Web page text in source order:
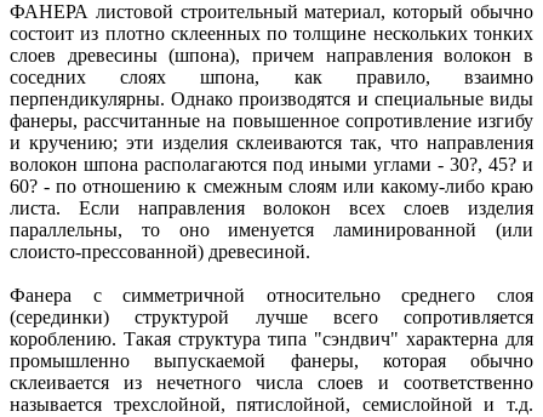
ФАНЕРА листовой строительный материал, который обычно
состоит из плотно склеенных по толщине нескольких тонких
слоев древесины (шпона), причем направления волокон в
соседних слоях шпона, как правило, взаимно
перпендикулярны. Однако производятся и специальные виды
фанеры, рассчитанные на повышенное сопротивление изгибу
и кручению; эти изделия склеиваются так, что направления
волокон шпона располагаются под иными углами - 30?, 45? и
60? - по отношению к смежным слоям или какому-либо краю
листа. Если направления волокон всех слоев изделия
параллельны, то оно именуется ламинированной (или
слоисто-прессованной) древесиной.
Фанера с симметричной относительно среднего слоя
(серединки) структурой лучше всего сопротивляется
короблению. Такая структура типа "сэндвич" характерна для
промышленно выпускаемой фанеры, которая обычно
склеивается из нечетного числа слоев и соответственно
называется трехслойной, пятислойной, семислойной и т.д.